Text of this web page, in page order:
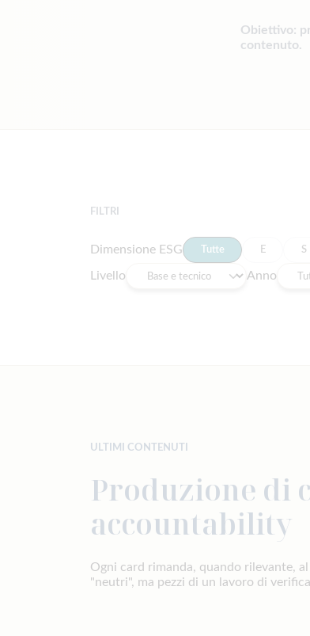
Obiettivo:
contenuto.
FILTRI
Dimensione ESG Tutte E S
Livello Anno
ULTIMI CONTENUTI
Produzione di
accountability
Ogni card rimanda, quando rilevante,
"neutri", ma pezzi di un lavoro di